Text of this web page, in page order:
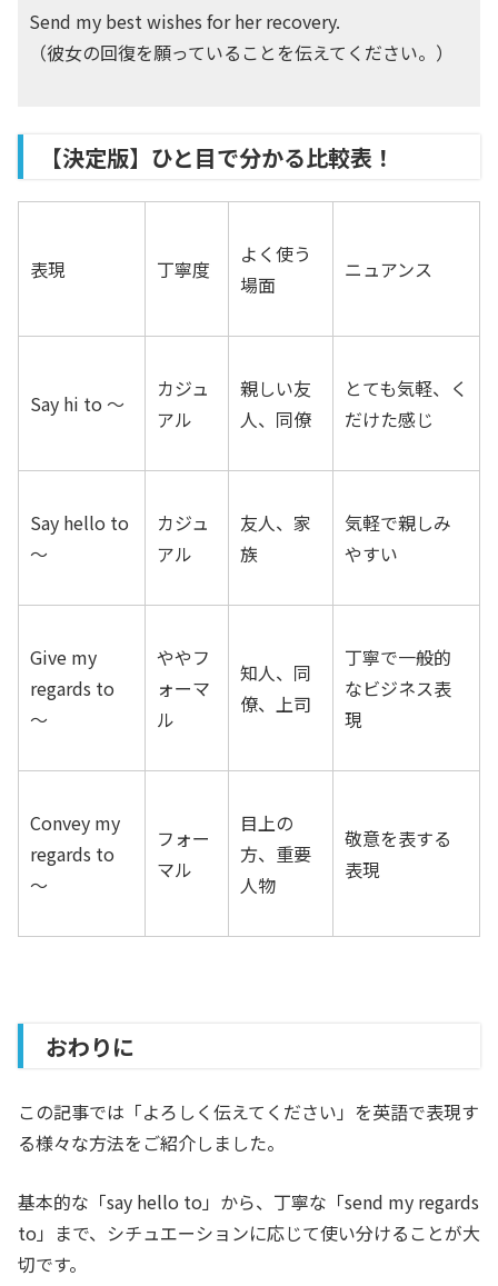
Send my best wishes for her recovery.
（彼女の回復を願っていることを伝えてください。）
【決定版】ひと目で分かる比較表！
表現 丁寧度
よく使う
場面
ニュアンス
Say hi to 〜
カジュ
アル
親しい友
人、同僚
とても気軽、く
だけた感じ
Say hello to
〜
カジュ
アル
友人、家
族
気軽で親しみ
やすい
Give my
regards to
〜
ややフ
ォーマ
ル
知人、同
僚、上司
丁寧で一般的
なビジネス表
現
Convey my
regards to
〜
フォー
マル
目上の
方、重要
人物
敬意を表する
表現
おわりに
この記事では「よろしく伝えてください」を英語で表現す
る様々な方法をご紹介しました。
基本的な「say hello to」から、丁寧な「send my regards
to」まで、シチュエーションに応じて使い分けることが大
切です。